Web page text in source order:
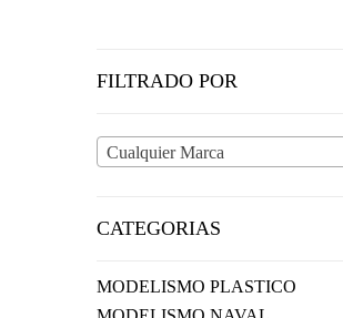
FILTRADO POR
Cualquier Marca
CATEGORIAS
MODELISMO PLASTICO